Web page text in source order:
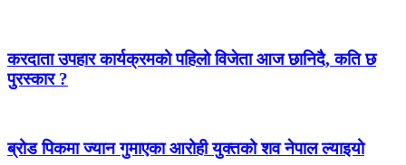
करदाता उपहार कार्यक्रमको पहिलो विजेता आज छानिदै, कति छ
पुरस्कार ?
ब्रोड पिकमा ज्यान गुमाएका आरोही युक्तको शव नेपाल ल्याइयो